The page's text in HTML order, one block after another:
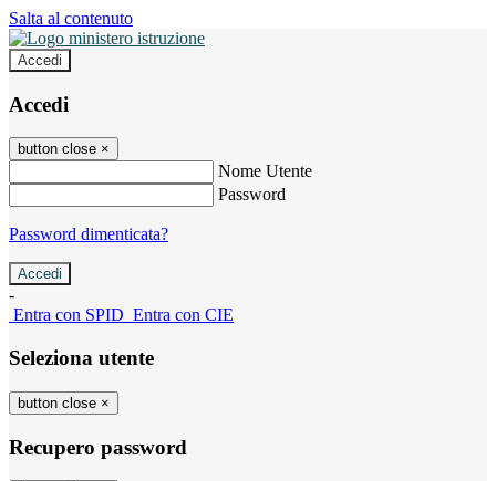
Salta al contenuto
Accedi
Accedi
button close ×
Nome Utente
Password
Password dimenticata?
-
Entra con SPID Entra con CIE
Seleziona utente
button close ×
Recupero password